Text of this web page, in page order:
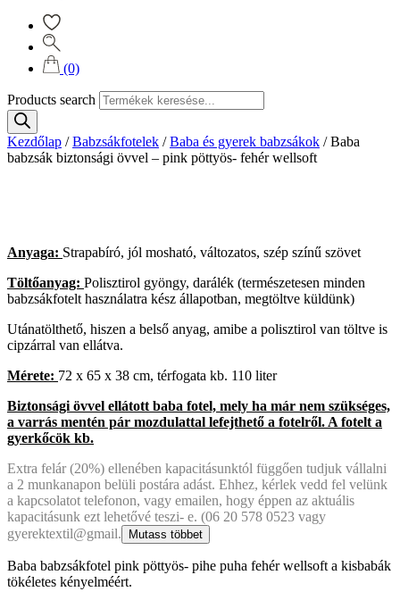
(0)
Products search
Kezdőlap /Babzsákfotelek /Baba és gyerek babzsákok /Baba
babzsák biztonsági övvel – pink pöttyös- fehér wellsoft
Anyaga: Strapabíró, jól mosható, változatos, szép színű szövet
Töltőanyag: Polisztirol gyöngy, darálék (természetesen minden
babzsákfotelt használatra kész állapotban, megtöltve küldünk)
Utánatölthető, hiszen a belső anyag, amibe a polisztirol van töltve is
cipzárral van ellátva.
Mérete: 72 x 65 x 38 cm, térfogata kb. 110 liter
Biztonsági övvel ellátott baba fotel, mely ha már nem szükséges,
a varrás mentén pár mozdulattal lefejthető a fotelről. A fotelt a
gyerkőcök kb.
Extra felár (20%) ellenében kapacitásunktól függően tudjuk vállalni
a 2 munkanapon belüli postára adást. Ehhez, kérlek vedd fel velünk
a kapcsolatot telefonon, vagy emailen, hogy éppen az aktuális
kapacitásunk ezt lehetővé teszi- e. (06 20 578 0523 vagy
gyerektextil@gmail.
Mutass többet
Baba babzsákfotel pink pöttyös- pihe puha fehér wellsoft a kisbabák
tökéletes kényelméért.